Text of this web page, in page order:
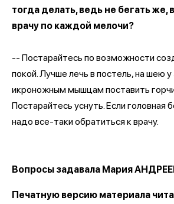
тогда делать, ведь не бегать же,
врачу по каждой мелочи?
-- Постарайтесь по возможности
покой. Лучше лечь в постель, на шею у
икроножным мышцам поставить
Постарайтесь уснуть. Если головная
надо все-таки обратиться к врачу.
Вопросы задавала Мария
Печатную версию материала